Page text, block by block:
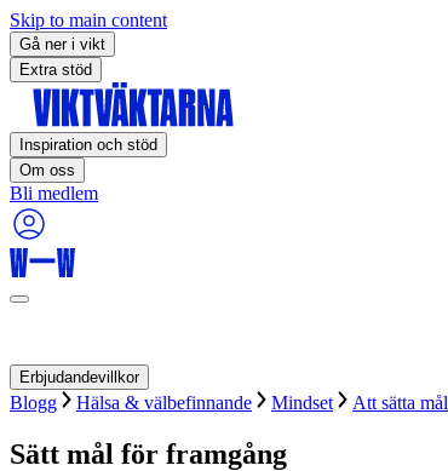
Skip to main content
Gå ner i vikt
Extra stöd
Inspiration och stöd
Om oss
Bli medlem
Erbjudandevillkor
Blogg Hälsa & välbefinnande Mindset Att sätta mål
Sätt mål för framgång